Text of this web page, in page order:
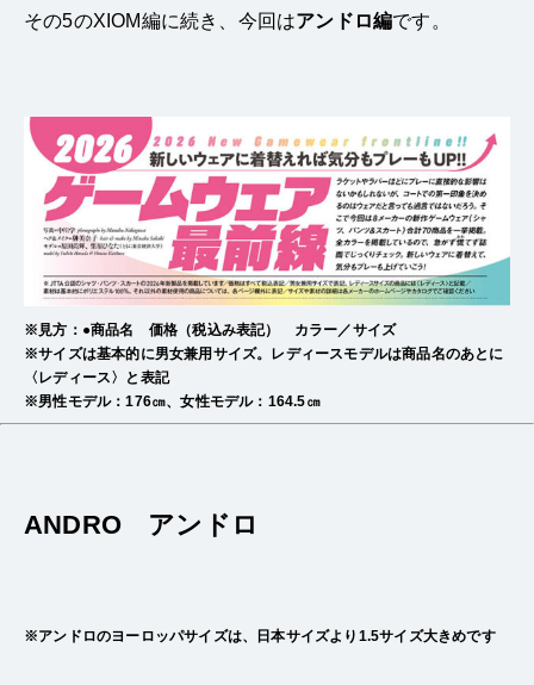
その5のXIOM編に続き、今回はアンドロ編です。
※見方：●商品名 価格（税込み表記） カラー／サイズ
※サイズは基本的に男女兼用サイズ。レディースモデルは商品名のあとに
〈レディース〉と表記
※男性モデル：176㎝、女性モデル：164.5㎝
ANDRO アンドロ
※アンドロのヨーロッパサイズは、日本サイズより1.5サイズ大きめです